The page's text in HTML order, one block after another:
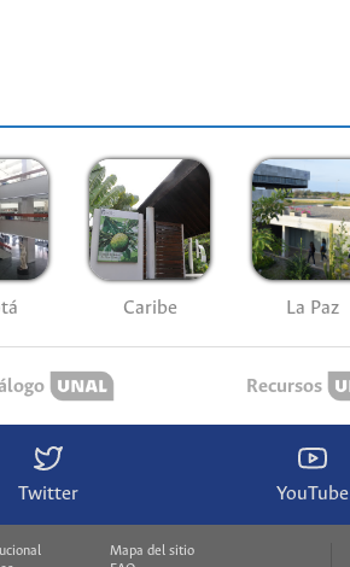
Caribe La Paz
Recursos
Twitter YouTube
Mapa del sitio